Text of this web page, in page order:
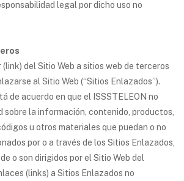
legal por dicho uso no
del Sitio Web a sitios web de terceros
al Sitio Web (“Sitios Enlazados”).
de acuerdo en que el ISSSTELEON no
sobre la información, contenido, productos,
u otros materiales que puedan o no
por o a través de los Sitios Enlazados,
o son dirigidos por el Sitio Web del
(links) a Sitios Enlazados no